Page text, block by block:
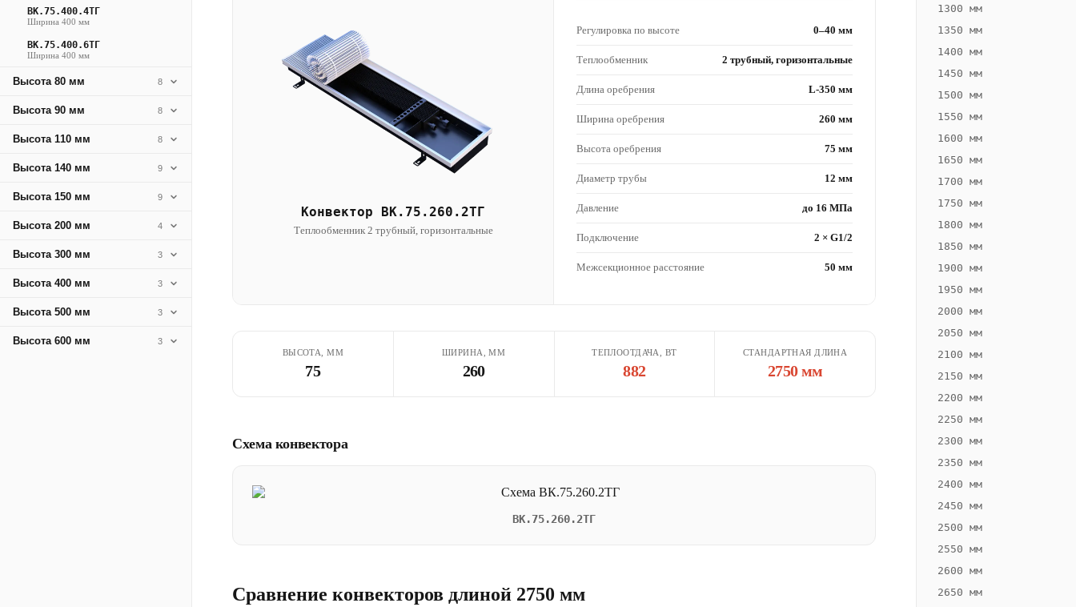
ВК.75.400.4ТГ
Ширина 400 мм
ВК.75.400.6ТГ
Ширина 400 мм
Высота 80 мм 8
Высота 90 мм 8
Высота 110 мм 8
Высота 140 мм 9
Высота 150 мм 9
Высота 200 мм 4
Высота 300 мм 3
Высота 400 мм 3
Высота 500 мм 3
Высота 600 мм 3
Конвектор ВК.75.260.2ТГ
Теплообменник 2 трубный, горизонтальные
Регулировка по высоте 0–40 мм
Теплообменник 2 трубный, горизонтальные
Длина оребрения L-350 мм
Ширина оребрения 260 мм
Высота оребрения 75 мм
Диаметр трубы 12 мм
Давление до 16 МПа
Подключение 2 × G1/2
Межсекционное расстояние 50 мм
ВЫСОТА, ММ
75
ШИРИНА, ММ
260
ТЕПЛООТДАЧА, ВТ
882
СТАНДАРТНАЯ ДЛИНА
2750 мм
Схема конвектора
ВК.75.260.2ТГ
Сравнение конвекторов длиной 2750 мм
1300 мм
1350 мм
1400 мм
1450 мм
1500 мм
1550 мм
1600 мм
1650 мм
1700 мм
1750 мм
1800 мм
1850 мм
1900 мм
1950 мм
2000 мм
2050 мм
2100 мм
2150 мм
2200 мм
2250 мм
2300 мм
2350 мм
2400 мм
2450 мм
2500 мм
2550 мм
2600 мм
2650 мм